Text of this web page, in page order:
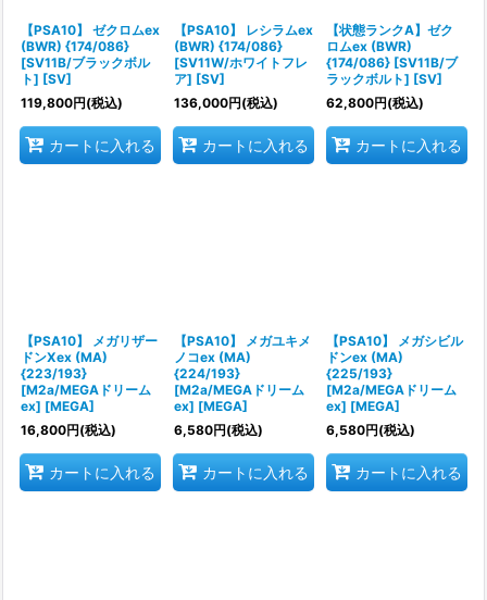
【PSA10】 ゼクロムex
(BWR) {174/086}
[SV11B/ブラックボル
ト] [SV]
119,800円(税込)
カートに入れる
【PSA10】 レシラムex
(BWR) {174/086}
[SV11W/ホワイトフレ
ア] [SV]
136,000円(税込)
カートに入れる
【状態ランクA】ゼク
ロムex (BWR)
{174/086} [SV11B/ブ
ラックボルト] [SV]
62,800円(税込)
カートに入れる
【PSA10】 メガリザー
ドンXex (MA)
{223/193}
[M2a/MEGAドリーム
ex] [MEGA]
16,800円(税込)
カートに入れる
【PSA10】 メガユキメ
ノコex (MA)
{224/193}
[M2a/MEGAドリーム
ex] [MEGA]
6,580円(税込)
カートに入れる
【PSA10】 メガシビル
ドンex (MA)
{225/193}
[M2a/MEGAドリーム
ex] [MEGA]
6,580円(税込)
カートに入れる